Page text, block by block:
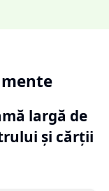
largă de
și cărții